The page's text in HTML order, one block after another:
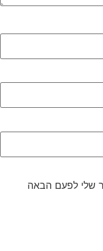
שלי לפעם הבאה